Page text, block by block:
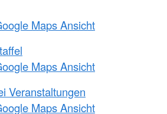
Maps Ansicht
Maps Ansicht
Veranstaltungen
Maps Ansicht